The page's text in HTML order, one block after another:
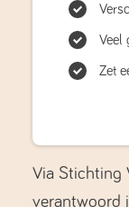
Veel
Zet
Via Stichting
verantwoord